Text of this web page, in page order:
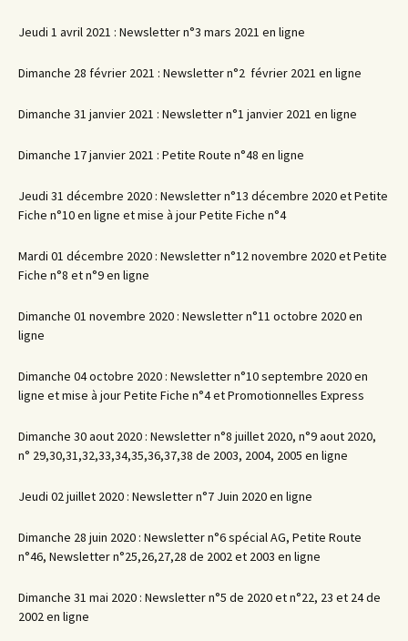
Jeudi 1 avril 2021 : Newsletter n°3 mars 2021 en ligne
Dimanche 28 février 2021 : Newsletter n°2 février 2021 en ligne
Dimanche 31 janvier 2021 : Newsletter n°1 janvier 2021 en ligne
Dimanche 17 janvier 2021 : Petite Route n°48 en ligne
Jeudi 31 décembre 2020 : Newsletter n°13 décembre 2020 et Petite
Fiche n°10 en ligne et mise à jour Petite Fiche n°4
Mardi 01 décembre 2020 : Newsletter n°12 novembre 2020 et Petite
Fiche n°8 et n°9 en ligne
Dimanche 01 novembre 2020 : Newsletter n°11 octobre 2020 en
ligne
Dimanche 04 octobre 2020 : Newsletter n°10 septembre 2020 en
ligne et mise à jour Petite Fiche n°4 et Promotionnelles Express
Dimanche 30 aout 2020 : Newsletter n°8 juillet 2020, n°9 aout 2020,
n° 29,30,31,32,33,34,35,36,37,38 de 2003, 2004, 2005 en ligne
Jeudi 02 juillet 2020 : Newsletter n°7 Juin 2020 en ligne
Dimanche 28 juin 2020 : Newsletter n°6 spécial AG, Petite Route
n°46, Newsletter n°25,26,27,28 de 2002 et 2003 en ligne
Dimanche 31 mai 2020 : Newsletter n°5 de 2020 et n°22, 23 et 24 de
2002 en ligne